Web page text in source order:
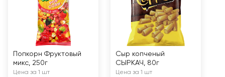
Попкорн Фруктовый
микс, 250г
Цена за 1 шт
Сыр копченый
СЫРКАЧ, 80г
Цена за 1 шт